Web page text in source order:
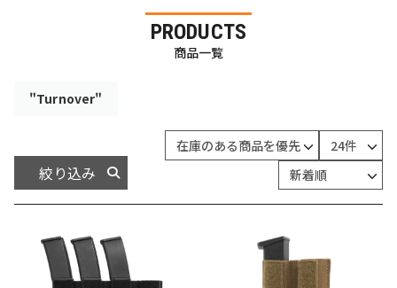
PRODUCTS
商品一覧
"Turnover"
絞り込み